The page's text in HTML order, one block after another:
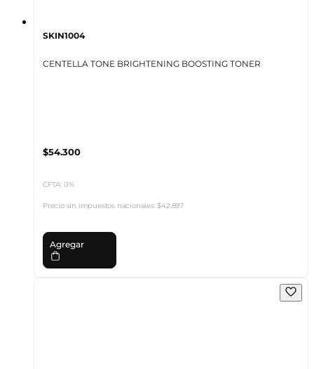
SKIN1004
CENTELLA TONE BRIGHTENING BOOSTING TONER
$54.300
CFTA: 0%
Precio sin impuestos nacionales:$42.897
Agregar